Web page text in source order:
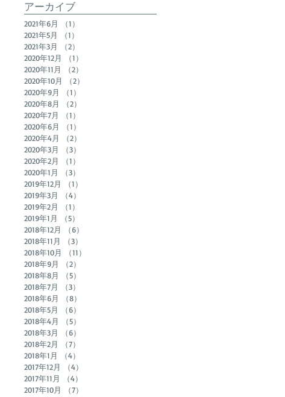
アーカイブ
2021年6月 （1）
2021年5月
（1）
2021年3月
（2）
2020年12月
（1）
2020年11月
（2）
2020年10月
（2）
2020年9月
（1）
2020年8月
（2）
2020年7月
（1）
2020年6月
（1）
2020年4月
（2）
2020年3月
（3）
2020年2月
（1）
2020年1月
（3）
2019年12月
（1）
2019年3月
（4）
2019年2月
（1）
2019年1月
（5）
2018年12月
（6）
2018年11月
（3）
2018年10月
（11）
2018年9月
（2）
2018年8月
（5）
2018年7月
（3）
2018年6月
（8）
2018年5月
（6）
2018年4月
（5）
2018年3月
（6）
2018年2月
（7）
2018年1月
（4）
2017年12月
（4）
2017年11月
（4）
2017年10月
（7）